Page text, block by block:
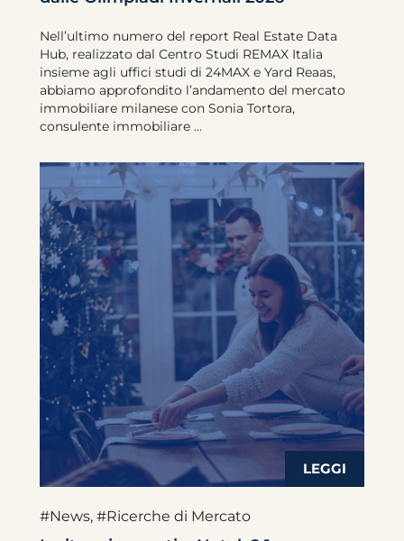
Nell’ultimo numero del report Real Estate Data
Hub, realizzato dal Centro Studi REMAX Italia
insieme agli uffici studi di 24MAX e Yard Reaas,
abbiamo approfondito l’andamento del mercato
immobiliare milanese con Sonia Tortora,
consulente immobiliare ...
#News, #Ricerche di Mercato